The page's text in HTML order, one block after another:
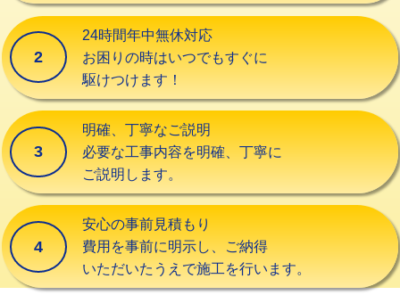
交換・取付(混合水栓（壁付・デッキ
式・ワンホール）)
交換・取付(排水栓・排水トラップ
（P/S/ポップアップ））
交換・取付（その他部品）
持込商品取付（単水栓）
持込商品取付（浄水器・分岐水栓） 16,500円
2
24時間年中無休対応
お困りの時はいつでもすぐに
駆けつけます！
3
明確、丁寧なご説明
必要な工事内容を明確、丁寧に
ご説明します。
4
安心の事前見積もり
費用を事前に明示し、ご納得
いただいたうえで施工を行います。